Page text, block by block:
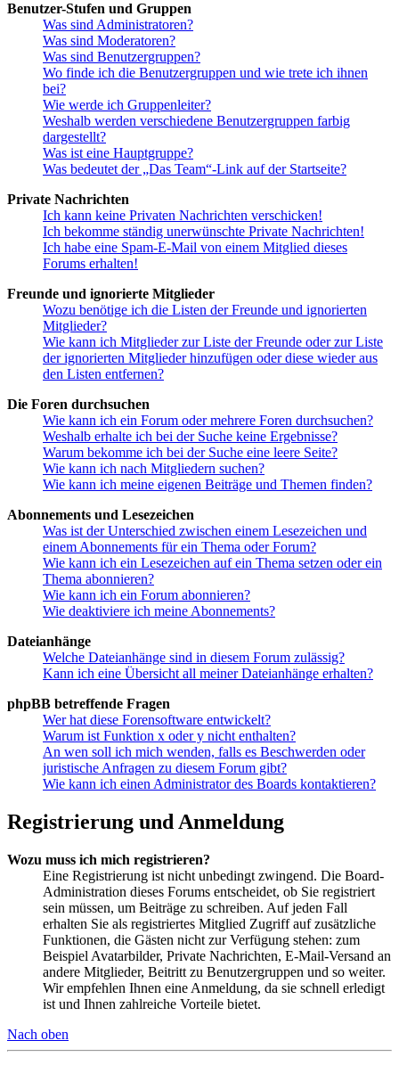
Benutzer-Stufen und Gruppen
Was sind Administratoren?
Was sind Moderatoren?
Was sind Benutzergruppen?
Wo finde ich die Benutzergruppen und wie trete ich ihnen
bei?
Wie werde ich Gruppenleiter?
Weshalb werden verschiedene Benutzergruppen farbig
dargestellt?
Was ist eine Hauptgruppe?
Was bedeutet der „Das Team“-Link auf der Startseite?
Private Nachrichten
Ich kann keine Privaten Nachrichten verschicken!
Ich bekomme ständig unerwünschte Private Nachrichten!
Ich habe eine Spam-E-Mail von einem Mitglied dieses
Forums erhalten!
Freunde und ignorierte Mitglieder
Wozu benötige ich die Listen der Freunde und ignorierten
Mitglieder?
Wie kann ich Mitglieder zur Liste der Freunde oder zur Liste
der ignorierten Mitglieder hinzufügen oder diese wieder aus
den Listen entfernen?
Die Foren durchsuchen
Wie kann ich ein Forum oder mehrere Foren durchsuchen?
Weshalb erhalte ich bei der Suche keine Ergebnisse?
Warum bekomme ich bei der Suche eine leere Seite?
Wie kann ich nach Mitgliedern suchen?
Wie kann ich meine eigenen Beiträge und Themen finden?
Abonnements und Lesezeichen
Was ist der Unterschied zwischen einem Lesezeichen und
einem Abonnements für ein Thema oder Forum?
Wie kann ich ein Lesezeichen auf ein Thema setzen oder ein
Thema abonnieren?
Wie kann ich ein Forum abonnieren?
Wie deaktiviere ich meine Abonnements?
Dateianhänge
Welche Dateianhänge sind in diesem Forum zulässig?
Kann ich eine Übersicht all meiner Dateianhänge erhalten?
phpBB betreffende Fragen
Wer hat diese Forensoftware entwickelt?
Warum ist Funktion x oder y nicht enthalten?
An wen soll ich mich wenden, falls es Beschwerden oder
juristische Anfragen zu diesem Forum gibt?
Wie kann ich einen Administrator des Boards kontaktieren?
Registrierung und Anmeldung
Wozu muss ich mich registrieren?
Eine Registrierung ist nicht unbedingt zwingend. Die Board-
Administration dieses Forums entscheidet, ob Sie registriert
sein müssen, um Beiträge zu schreiben. Auf jeden Fall
erhalten Sie als registriertes Mitglied Zugriff auf zusätzliche
Funktionen, die Gästen nicht zur Verfügung stehen: zum
Beispiel Avatarbilder, Private Nachrichten, E-Mail-Versand an
andere Mitglieder, Beitritt zu Benutzergruppen und so weiter.
Wir empfehlen Ihnen eine Anmeldung, da sie schnell erledigt
ist und Ihnen zahlreiche Vorteile bietet.
Nach oben